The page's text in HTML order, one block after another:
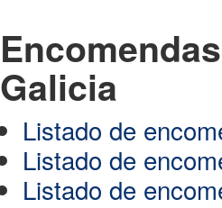
Galicia
Listado de
Listado de
Listado de